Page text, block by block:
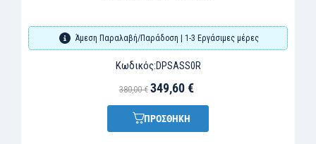
Παραλαβή/Παράδοση | 1-3 Εργάσιμες μέρες Άμεση